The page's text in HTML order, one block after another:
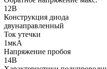
12В
Конструкция диода
двунаправленный
Ток утечки
1мкА
Напряжение пробоя
14В